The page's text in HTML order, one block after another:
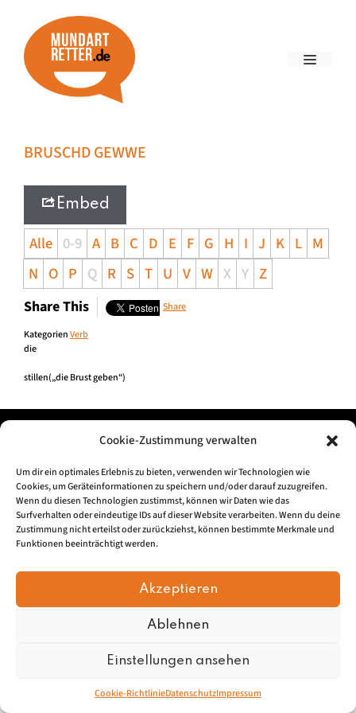
Cookie-Zustimmung verwalten
Um dir ein optimales Erlebnis zu bieten, verwenden wir Technologien wie
Cookies, um Geräteinformationen zu speichern und/oder darauf zuzugreifen.
Wenn du diesen Technologien zustimmst, können wir Daten wie das
Surfverhalten oder eindeutige IDs auf dieser Website verarbeiten. Wenn du deine
Zustimmung nicht erteilst oder zurückziehst, können bestimmte Merkmale und
Funktionen beeinträchtigt werden.
Akzeptieren
Ablehnen
Einstellungen ansehen
Cookie-RichtlinieDatenschutzImpressum
BRUSCHD GEWWE
Embed
Alle 0-9 A B C D E F G H I J K L M
N O P Q R S T U V W X Y Z
Share This Share
KategorienVerb
die
stillen(„die Brust geben“)
Impressum tz
© 2026, Mundartretter.de